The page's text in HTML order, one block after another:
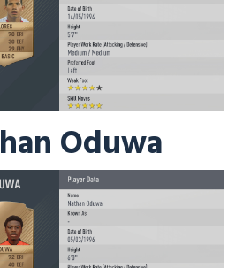
Oduwa